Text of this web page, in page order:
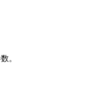
。